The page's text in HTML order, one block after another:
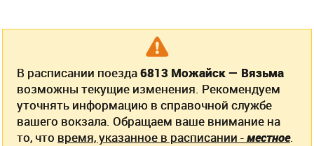
В расписании поезда6813 Можайск — Вязьма
возможны текущие изменения. Рекомендуем
уточнять информацию в справочной службе
вашего вокзала. Обращаем ваше внимание на
то, что время, указанное в расписании -местное.